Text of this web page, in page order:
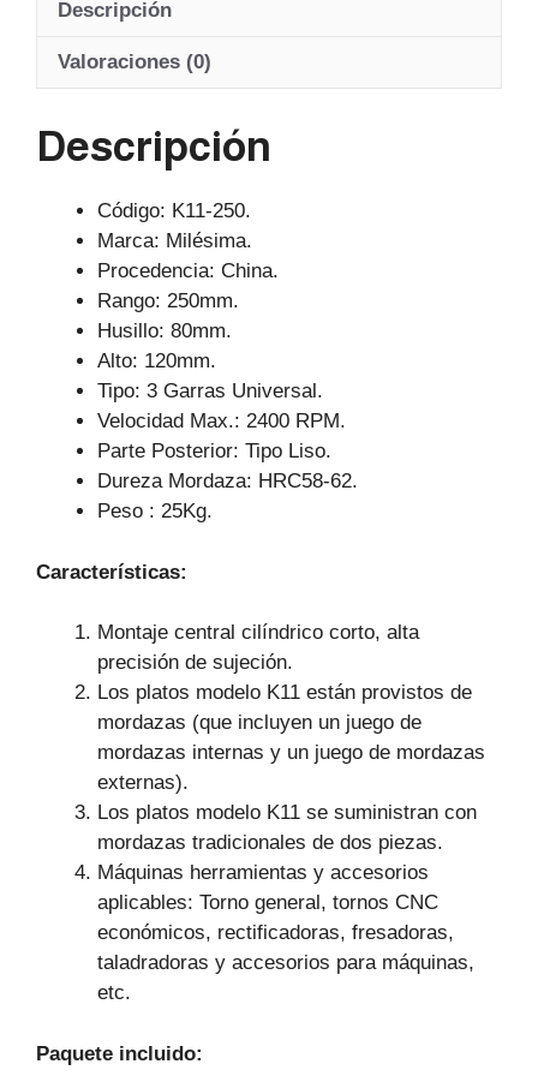
A
p
b
o
a
Descripción
Valoraciones (0)
Descripción
Código: K11-250.
Marca: Milésima.
Procedencia: China.
Rango: 250mm.
Husillo: 80mm.
Alto: 120mm.
Tipo: 3 Garras Universal.
Velocidad Max.: 2400 RPM.
Parte Posterior: Tipo Liso.
Dureza Mordaza: HRC58-62.
Peso : 25Kg.
Características:
Montaje central cilíndrico corto, alta
precisión de sujeción.
Los platos modelo K11 están provistos de
mordazas (que incluyen un juego de
mordazas internas y un juego de mordazas
externas).
Los platos modelo K11 se suministran con
mordazas tradicionales de dos piezas.
Máquinas herramientas y accesorios
aplicables: Torno general, tornos CNC
económicos, rectificadoras, fresadoras,
taladradoras y accesorios para máquinas,
etc.
Paquete incluido: